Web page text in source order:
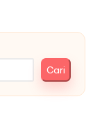
Cari